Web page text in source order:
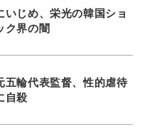
いじめ、栄光の韓国ショ
ク界の闇
五輪代表監督、性的虐待
自殺